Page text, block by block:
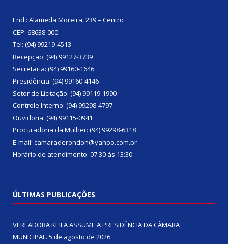
End.: Alameda Moreira, 239 – Centro
CEP: 68638-000
Tel: (94) 99219-4513
Recepção: (94) 99127-3739
Secretaria: (94) 99160-1646
Presidência: (94) 99160-4146
Setor de Licitação: (94) 99119-1990
Controle Interno: (94) 99298-4797
Ouvidoria: (94) 99115-0941
Procuradoria da Mulher: (94) 99298-6318
E-mail: camaraderondon@yahoo.com.br
Horário de atendimento: 07:30 às 13:30
ÚLTIMAS PUBLICAÇÕES
VEREADORA KEILA ASSUME A PRESIDÊNCIA DA CÂMARA
MUNICIPAL. 5 de agosto de 2026